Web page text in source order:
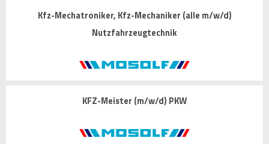
Kfz-Mechatroniker, Kfz-Mechaniker (alle m/w/d)
Nutzfahrzeugtechnik
KFZ-Meister (m/w/d) PKW